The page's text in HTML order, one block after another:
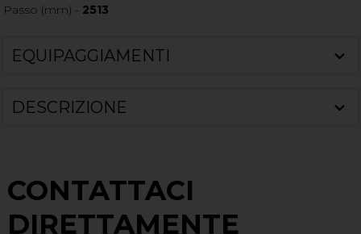
Passo (mm) - 2513
EQUIPAGGIAMENTI
DESCRIZIONE
CONTATTACI
DIRETTAMENTE